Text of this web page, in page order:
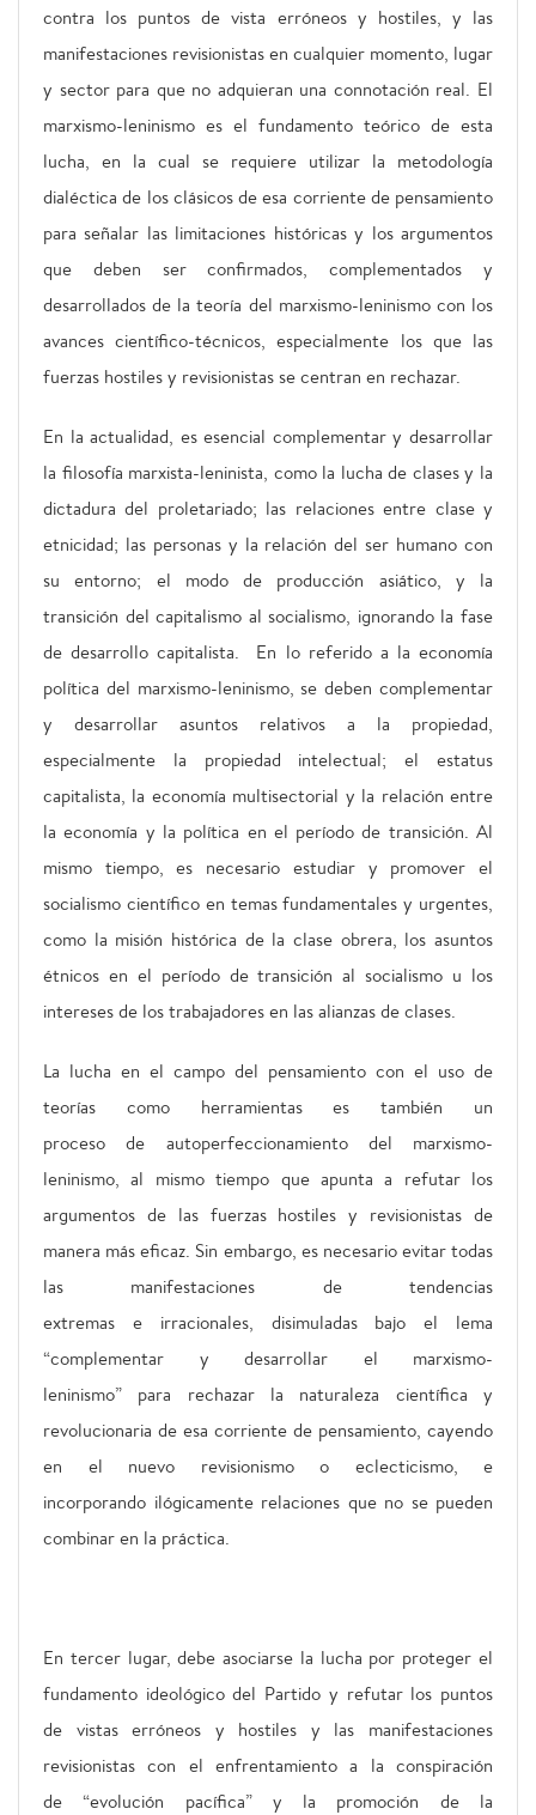
contra los puntos de vista erróneos y hostiles, y las
manifestaciones revisionistas en cualquier momento, lugar
y sector para que no adquieran una connotación real. El
marxismo-leninismo es el fundamento teórico de esta
lucha, en la cual se requiere utilizar la metodología
dialéctica de los clásicos de esa corriente de pensamiento
para señalar las limitaciones históricas y los argumentos
que deben ser confirmados, complementados y
desarrollados de la teoría del marxismo-leninismo con los
avances científico-técnicos, especialmente los que las
fuerzas hostiles y revisionistas se centran en rechazar.
En la actualidad, es esencial complementar y desarrollar
la filosofía marxista-leninista, como la lucha de clases y la
dictadura del proletariado; las relaciones entre clase y
etnicidad; las personas y la relación del ser humano con
su entorno; el modo de producción asiático, y la
transición del capitalismo al socialismo, ignorando la fase
de desarrollo capitalista. En lo referido a la economía
política del marxismo-leninismo, se deben complementar
y desarrollar asuntos relativos a la propiedad,
especialmente la propiedad intelectual; el estatus
capitalista, la economía multisectorial y la relación entre
la economía y la política en el período de transición. Al
mismo tiempo, es necesario estudiar y promover el
socialismo científico en temas fundamentales y urgentes,
como la misión histórica de la clase obrera, los asuntos
étnicos en el período de transición al socialismo u los
intereses de los trabajadores en las alianzas de clases.
La lucha en el campo del pensamiento con el uso de
teorías como herramientas es también un
proceso de autoperfeccionamiento del marxismo-
leninismo, al mismo tiempo que apunta a refutar los
argumentos de las fuerzas hostiles y revisionistas de
manera más eficaz. Sin embargo, es necesario evitar todas
las manifestaciones de tendencias
extremas e irracionales, disimuladas bajo el lema
“complementar y desarrollar el marxismo-
leninismo” para rechazar la naturaleza científica y
revolucionaria de esa corriente de pensamiento, cayendo
en el nuevo revisionismo o eclecticismo, e
incorporando ilógicamente relaciones que no se pueden
combinar en la práctica.
En tercer lugar, debe asociarse la lucha por proteger el
fundamento ideológico del Partido y refutar los puntos
de vistas erróneos y hostiles y las manifestaciones
revisionistas con el enfrentamiento a la conspiración
de “evolución pacífica” y la promoción de la